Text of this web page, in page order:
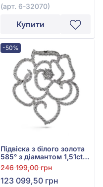
(арт. 6-32070)
Купити
-50%
Підвіска з білого золота
585° з діамантом 1,51ct,
арт. 910037414D-86-
2.155-4590
246 199,00 грн
123 099,50 грн